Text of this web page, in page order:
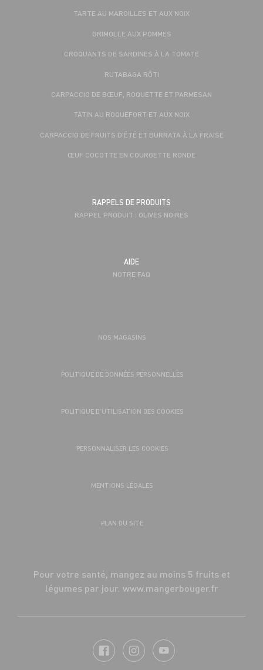
TARTE AU MAROILLES ET AUX NOIX
GRIMOLLE AUX POMMES
CROQUANTS DE SARDINES À LA TOMATE
RUTABAGA RÔTI
CARPACCIO DE BŒUF, ROQUETTE ET PARMESAN
TATIN AU ROQUEFORT ET AUX NOIX
CARPACCIO DE FRUITS D'ÉTÉ ET BURRATA À LA FRAISE
ŒUF COCOTTE EN COURGETTE RONDE
RAPPELS DE PRODUITS
RAPPEL PRODUIT : OLIVES NOIRES
AIDE
NOTRE FAQ
NOS MAGASINS
POLITIQUE DE DONNÉES PERSONNELLES
POLITIQUE D’UTILISATION DES COOKIES
PERSONNALISER LES COOKIES
MENTIONS LÉGALES
PLAN DU SITE
Pour votre santé, mangez au moins 5 fruits et
légumes par jour. www.mangerbouger.fr